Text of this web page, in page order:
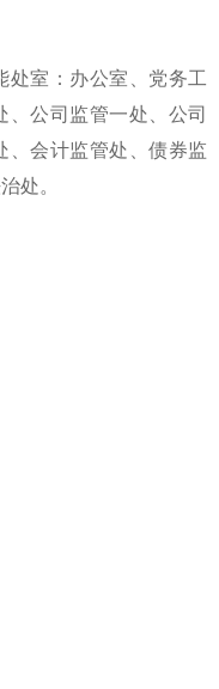
处室：办公室 、 党务工
、公司监管一处、公司
、会计监管处、债券监
治处。